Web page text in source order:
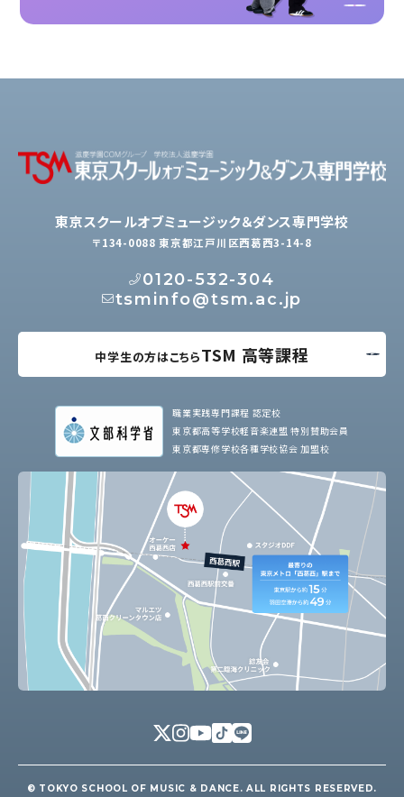
東京スクールオブミュージック＆ダンス専門学校
〒134-0088 東京都江戸川区西葛西3-14-8
0120-532-304
tsminfo@tsm.ac.jp
中学生の方はこちらTSM 高等課程
職業実践専門課程 認定校
東京都高等学校軽音楽連盟 特別賛助会員
東京都専修学校各種学校協会 加盟校
© TOKYO SCHOOL OF MUSIC & DANCE. ALL RIGHTS RESERVED.